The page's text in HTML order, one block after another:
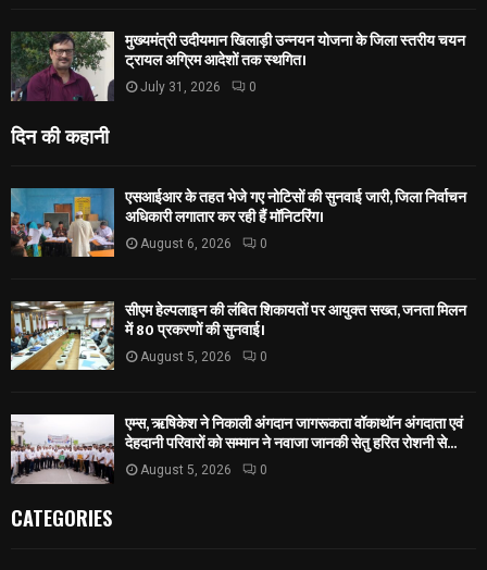
मुख्यमंत्री उदीयमान खिलाड़ी उन्नयन योजना के जिला स्तरीय चयन
ट्रायल अग्रिम आदेशों तक स्थगित।
July 31, 2026 0
दिन की कहानी
एसआईआर के तहत भेजे गए नोटिसों की सुनवाई जारी, जिला निर्वाचन
अधिकारी लगातार कर रही हैं मॉनिटरिंग।
August 6, 2026 0
सीएम हेल्पलाइन की लंबित शिकायतों पर आयुक्त सख्त, जनता मिलन
में 80 प्रकरणों की सुनवाई।
August 5, 2026 0
एम्स, ऋषिकेश ने निकाली अंगदान जागरूकता वॉकाथॉन अंगदाता एवं
देहदानी परिवारों को सम्मान ने नवाजा जानकी सेतु हरित रोशनी से...
August 5, 2026 0
CATEGORIES